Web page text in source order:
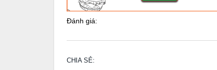
Đánh giá:
CHIA SẺ: